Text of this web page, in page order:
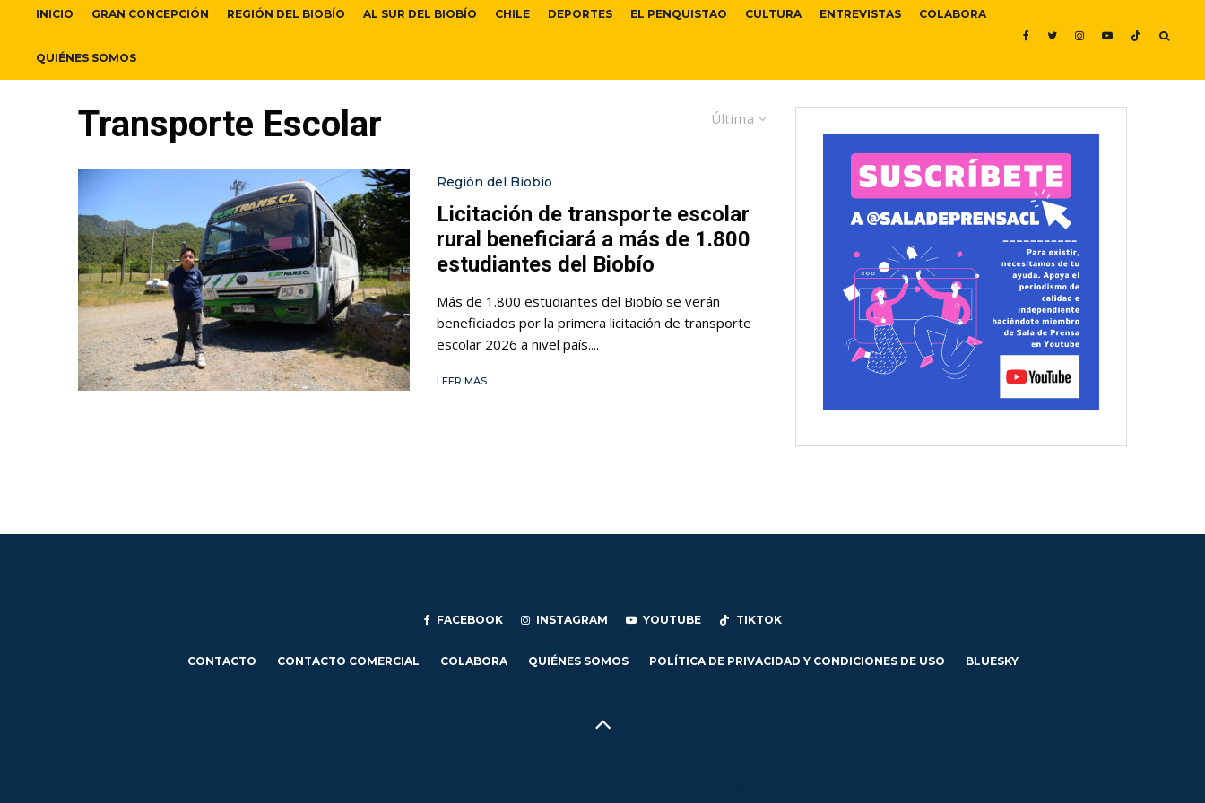
INICIO GRAN CONCEPCIÓN REGIÓN DEL BIOBÍO AL SUR DEL BIOBÍO CHILE DEPORTES EL PENQUISTAO CULTURA ENTREVISTAS COLABORA
QUIÉNES SOMOS
Última
Transporte Escolar
Región del Biobío
Licitación de transporte escolar
rural beneficiará a más de 1.800
estudiantes del Biobío
Más de 1.800 estudiantes del Biobío se verán
beneficiados por la primera licitación de transporte
escolar 2026 a nivel país....
LEER MÁS
FACEBOOK INSTAGRAM YOUTUBE TIKTOK
CONTACTO CONTACTO COMERCIAL COLABORA QUIÉNES SOMOS POLÍTICA DE PRIVACIDAD Y CONDICIONES DE USO BLUESKY